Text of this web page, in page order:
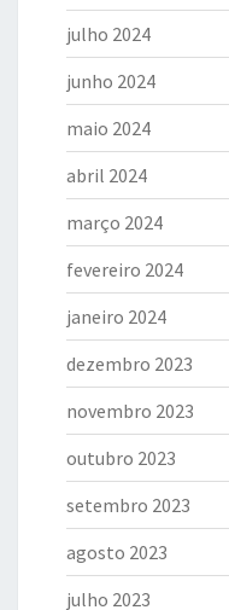
julho 2024
junho 2024
maio 2024
abril 2024
março 2024
fevereiro 2024
janeiro 2024
dezembro 2023
novembro 2023
outubro 2023
setembro 2023
agosto 2023
julho 2023